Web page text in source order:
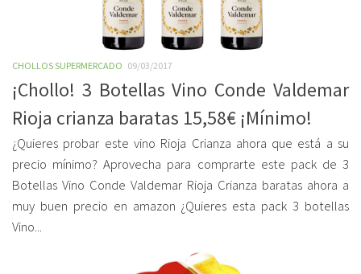
CHOLLOS SUPERMERCADO 09/03/2017
¡Chollo! 3 Botellas Vino Conde Valdemar
Rioja crianza baratas 15,58€ ¡Mínimo!
¿Quieres probar este vino Rioja Crianza ahora que está a su
precio mínimo? Aprovecha para comprarte este pack de 3
Botellas Vino Conde Valdemar Rioja Crianza baratas ahora a
muy buen precio en amazon ¿Quieres esta pack 3 botellas
Vino...